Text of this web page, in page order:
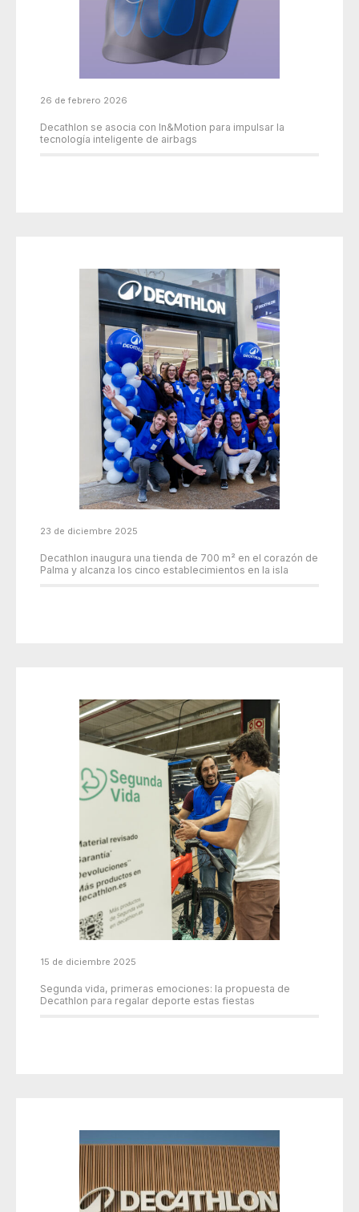
26 de febrero 2026
Decathlon se asocia con In&Motion para impulsar la
tecnología inteligente de airbags
23 de diciembre 2025
Decathlon inaugura una tienda de 700 m² en el corazón de
Palma y alcanza los cinco establecimientos en la isla
15 de diciembre 2025
Segunda vida, primeras emociones: la propuesta de
Decathlon para regalar deporte estas fiestas